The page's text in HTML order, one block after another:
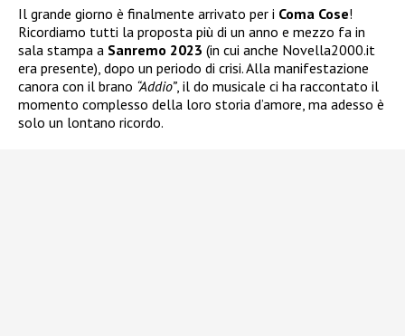
Il grande giorno è finalmente arrivato per i Coma Cose!
Ricordiamo tutti la proposta più di un anno e mezzo fa in
sala stampa a Sanremo 2023 (in cui anche Novella2000.it
era presente), dopo un periodo di crisi. Alla manifestazione
canora con il brano “Addio”, il do musicale ci ha raccontato il
momento complesso della loro storia d’amore, ma adesso è
solo un lontano ricordo.